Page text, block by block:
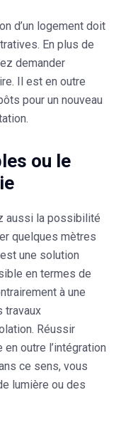
d’un logement doit
En plus de
demander
Il est en outre
pour un nouveau
ou le
aussi la possibilité
quelques mètres
une solution
en termes de
à une
travaux
Réussir
outre l’intégration
ce sens, vous
lumière ou des